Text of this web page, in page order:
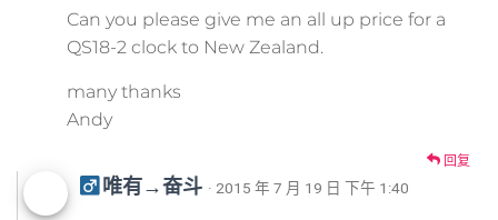
Can you please give me an all up price for a
QS18-2 clock to New Zealand.
many thanks
Andy
回复
唯有→奋斗 · 2015 年 7 月 19 日 下午 1:40